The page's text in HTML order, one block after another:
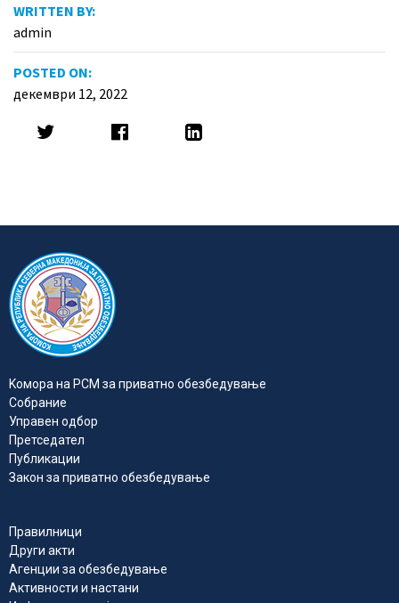
WRITTEN BY:
admin
POSTED ON:
декември 12, 2022
Kомора на РСМ за приватно обезбедувањe
Собрание
Управен одбор
Претседател
Публикации
Закон за приватно обезбедување
Правилници
Други акти
Агенции за обезбедување
Активности и настани